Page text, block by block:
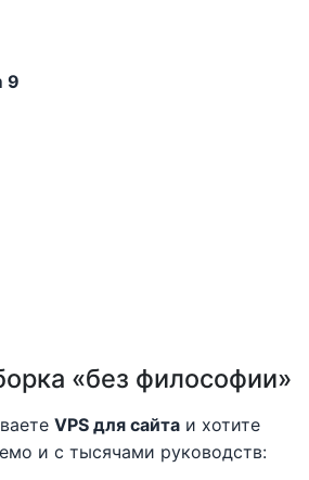
9
«без философии»
VPS для сайта и хотите
и с тысячами руководств: